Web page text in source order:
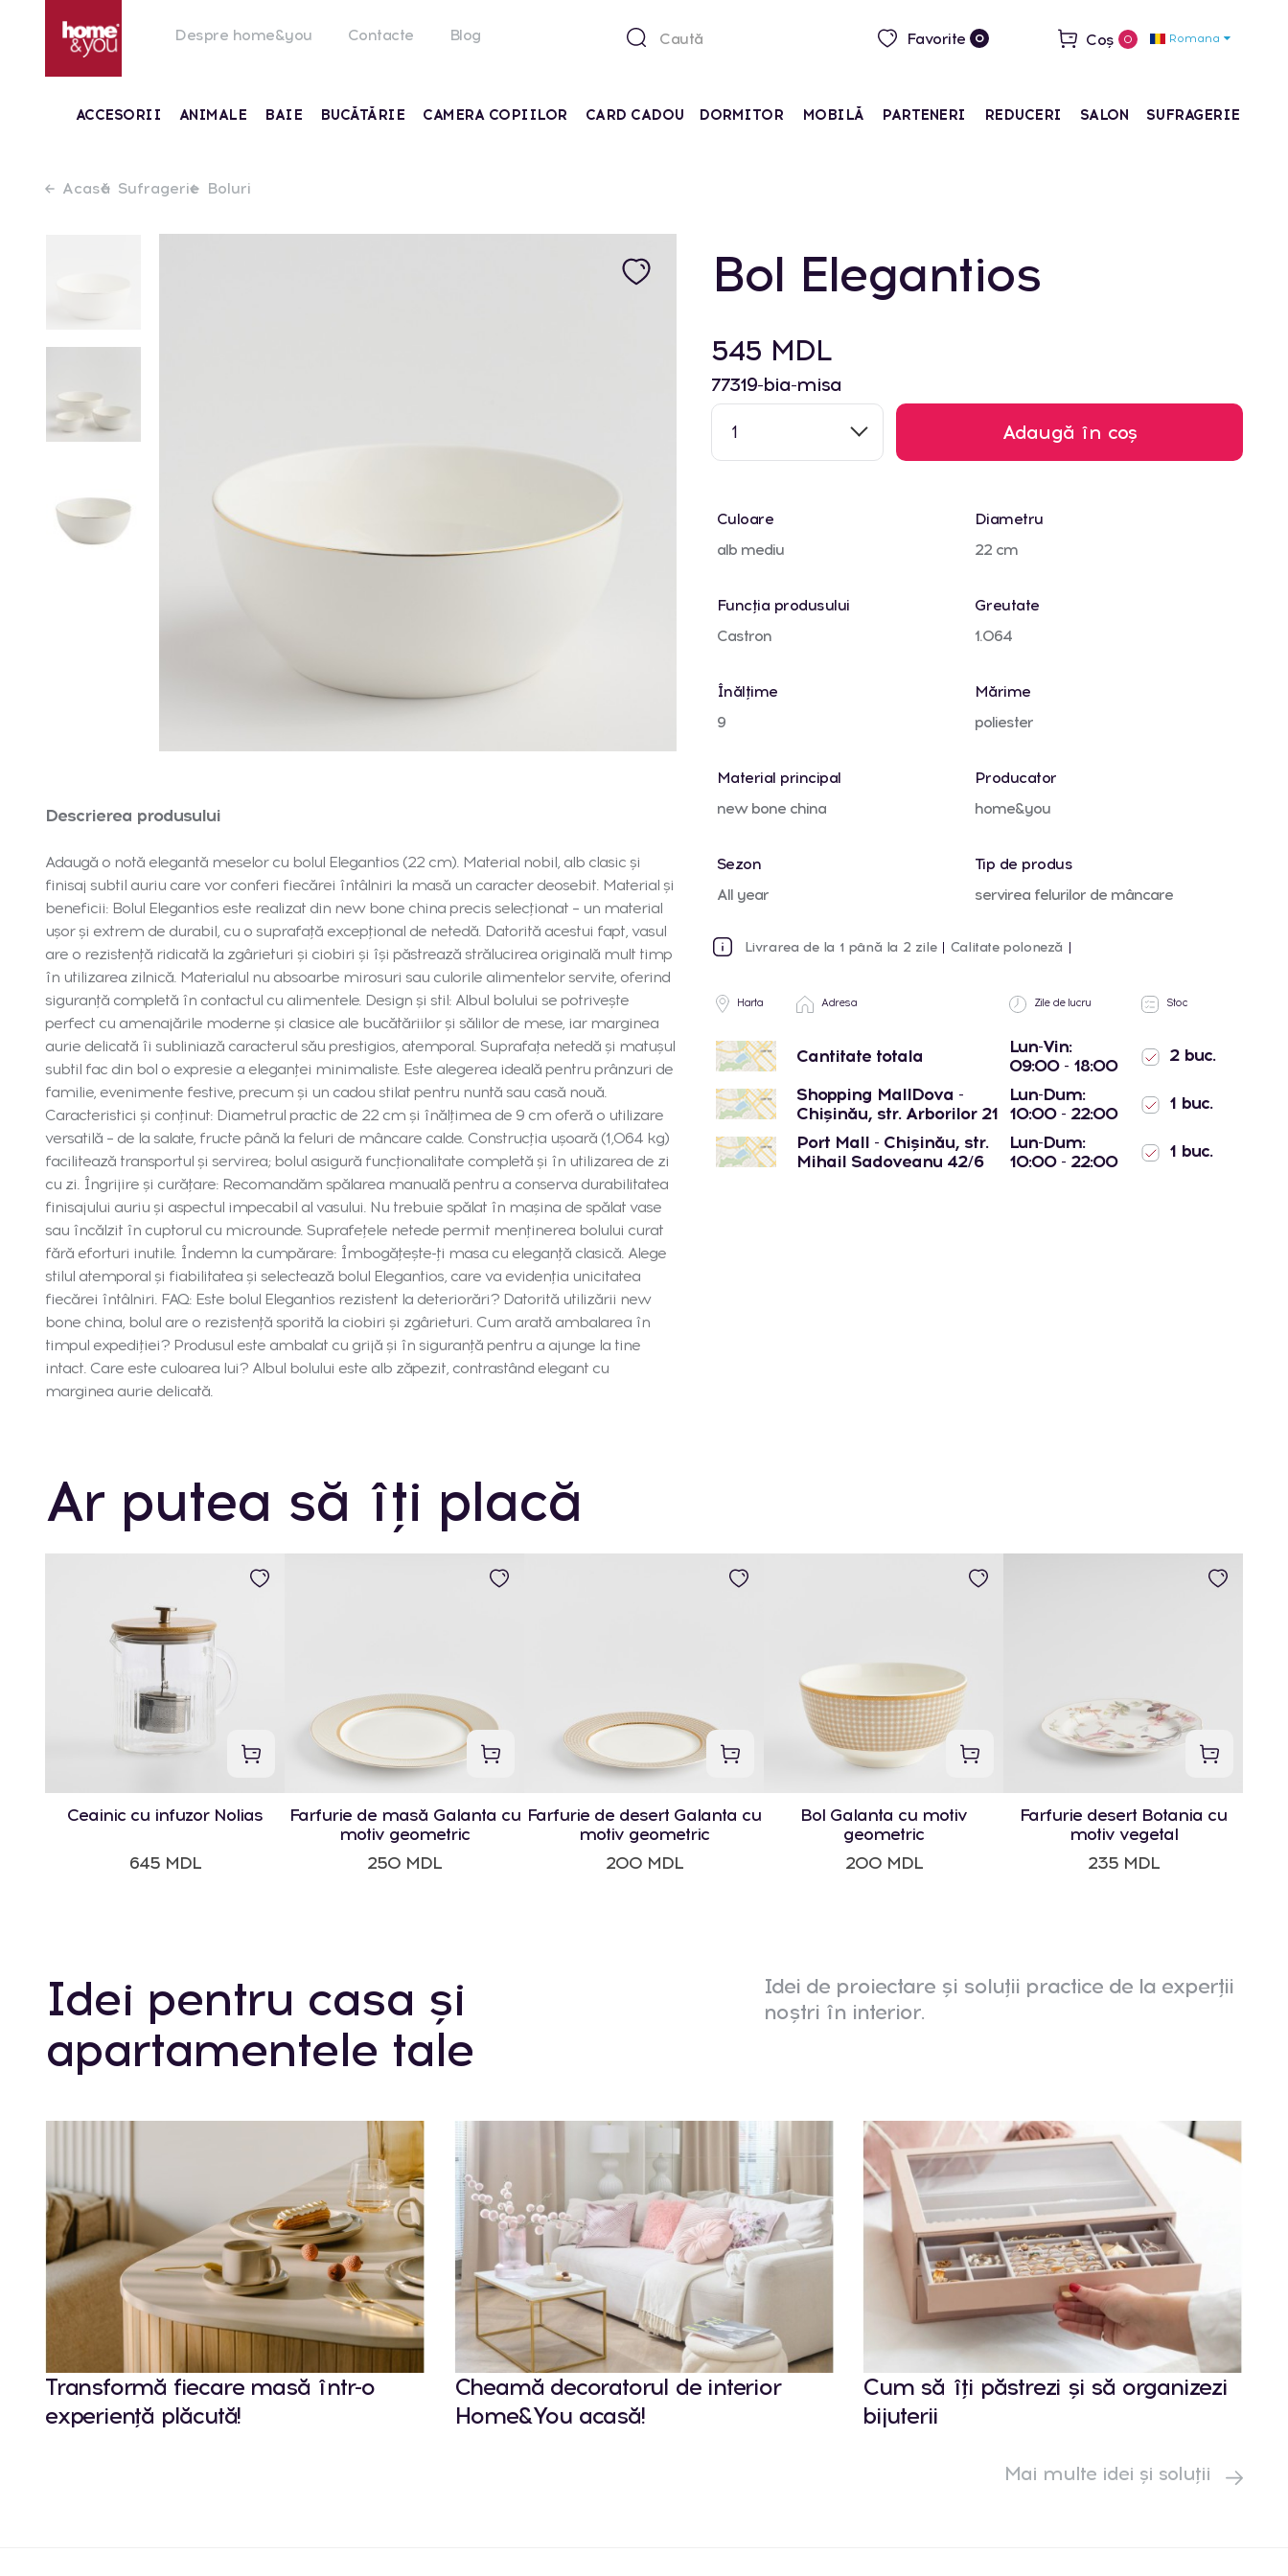
Despre home&you Contacte Blog Favorite 0 Coș 0 Romana
ACCESORII ANIMALE BAIE BUCĂTĂRIE CAMERA COPIILOR CARD CADOU DORMITOR MOBILĂ PARTENERI REDUCERI SALON SUFRAGERIE
Acasă Sufragerie Boluri
Descrierea produsului
Adaugă o notă elegantă meselor cu bolul Elegantios (22 cm). Material nobil, alb clasic și
finisaj subtil auriu care vor conferi fiecărei întâlniri la masă un caracter deosebit. Material și
beneficii: Bolul Elegantios este realizat din new bone china precis selecționat – un material
ușor și extrem de durabil, cu o suprafață excepțional de netedă. Datorită acestui fapt, vasul
are o rezistență ridicată la zgârieturi și ciobiri și își păstrează strălucirea originală mult timp
în utilizarea zilnică. Materialul nu absoarbe mirosuri sau culorile alimentelor servite, oferind
siguranță completă în contactul cu alimentele. Design și stil: Albul bolului se potrivește
perfect cu amenajările moderne și clasice ale bucătăriilor și sălilor de mese, iar marginea
aurie delicată îi subliniază caracterul său prestigios, atemporal. Suprafața netedă și matușul
subtil fac din bol o expresie a eleganței minimaliste. Este alegerea ideală pentru prânzuri de
familie, evenimente festive, precum și un cadou stilat pentru nuntă sau casă nouă.
Caracteristici și conținut: Diametrul practic de 22 cm și înălțimea de 9 cm oferă o utilizare
versatilă – de la salate, fructe până la feluri de mâncare calde. Construcția ușoară (1,064 kg)
facilitează transportul și servirea; bolul asigură funcționalitate completă și în utilizarea de zi
cu zi. Îngrijire și curățare: Recomandăm spălarea manuală pentru a conserva durabilitatea
finisajului auriu și aspectul impecabil al vasului. Nu trebuie spălat în mașina de spălat vase
sau încălzit în cuptorul cu microunde. Suprafețele netede permit menținerea bolului curat
fără eforturi inutile. Îndemn la cumpărare: Îmbogățește-ți masa cu eleganță clasică. Alege
stilul atemporal și fiabilitatea și selectează bolul Elegantios, care va evidenția unicitatea
fiecărei întâlniri. FAQ: Este bolul Elegantios rezistent la deteriorări? Datorită utilizării new
bone china, bolul are o rezistență sporită la ciobiri și zgârieturi. Cum arată ambalarea în
timpul expediției? Produsul este ambalat cu grijă și în siguranță pentru a ajunge la tine
intact. Care este culoarea lui? Albul bolului este alb zăpezit, contrastând elegant cu
marginea aurie delicată.
Bol Elegantios
545 MDL
77319-bia-misa
1 Adaugă în coș
Culoare
alb mediu
Diametru
22 cm
Funcția produsului
Castron
Greutate
1.064
Înălțime
9
Mărime
poliester
Material principal
new bone china
Producator
home&you
Sezon
All year
Tip de produs
servirea felurilor de mâncare
Livrarea de la 1 până la 2 zile Calitate poloneză
Harta Adresa Zile de lucru Stoc
Cantitate totala
Lun-Vin:
09:00 - 18:00
2 buc.
Shopping MallDova -
Chișinău, str. Arborilor 21
Lun-Dum:
10:00 - 22:00
1 buc.
Port Mall - Chișinău, str.
Mihail Sadoveanu 42/6
Lun-Dum:
10:00 - 22:00
1 buc.
Ar putea să îți placă
Ceainic cu infuzor Nolias
645 MDL
Farfurie de masă Galanta cu
motiv geometric
250 MDL
Farfurie de desert Galanta cu
motiv geometric
200 MDL
Bol Galanta cu motiv
geometric
200 MDL
Farfurie desert Botania cu
motiv vegetal
235 MDL
Idei pentru casa și
apartamentele tale
Idei de proiectare și soluții practice de la experții
noștri în interior.
Transformă fiecare masă într-o
experiență plăcută!
Cheamă decoratorul de interior
Home&You acasă!
Cum să îți păstrezi și să organizezi
bijuterii
Mai multe idei și soluții